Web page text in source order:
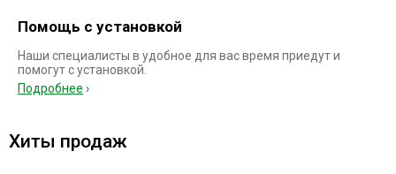
Помощь с установкой
Наши специалисты в удобное для вас время приедут и
помогут с установкой.
Подробнее
Хиты продаж